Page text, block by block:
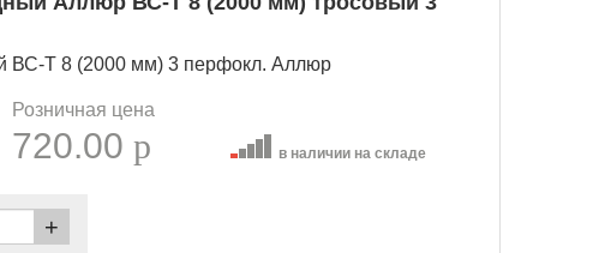
ВС-Т 8 (2000 мм) 3 перфокл. Аллюр
Розничная цена
720.00p в наличии на складе
+